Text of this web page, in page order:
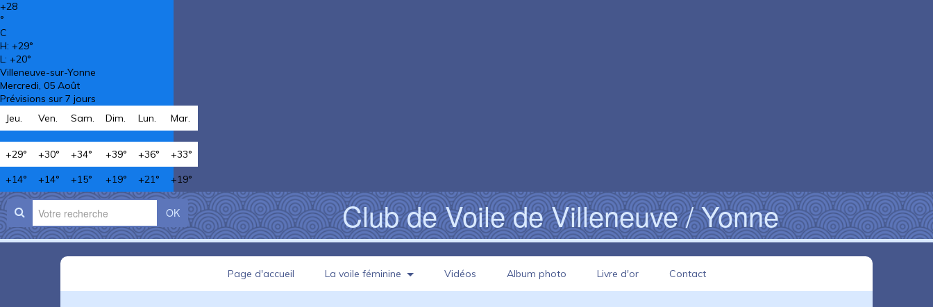
+28
°
C
H: +29°
L: +20°
Villeneuve-sur-Yonne
Mercredi, 05 Août
Prévisions sur 7 jours
Jeu.
Ven. Sam. Dim. Lun. Mar.
+29° +30° +34° +39° +36° +33°
+14° +14° +15° +19° +21° +19°
OK Club de Voile de Villeneuve / Yonne
Page d'accueil La voile féminine Vidéos Album photo Livre d'or Contact